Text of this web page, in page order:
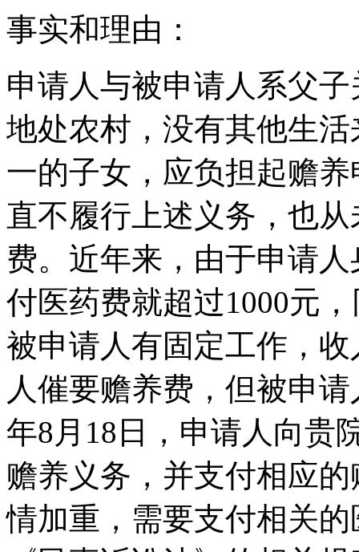
事实和理由：
申请人与被申请人系父
地处农村，没有其他生
一的子女，应负担起赡
直不履行上述义务，也
费。近年来，由于申请
付医药费就超过1000元
被申请人有固定工作，
人催要赡养费，但被申
年8月18日，申请人向贵
赡养义务，并支付相应
情加重，需要支付相关